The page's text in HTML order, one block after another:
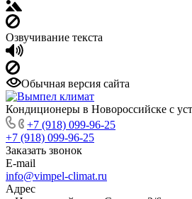
Озвучивание текста
Обычная версия сайта
Кондиционеры в Новороссийске с
+7 (918) 099-96-25
+7 (918) 099-96-25
Заказать звонок
E-mail
info@vimpel-climat.ru
Адрес